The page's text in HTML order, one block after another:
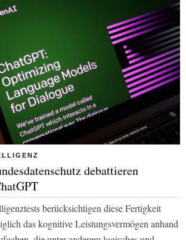
debattieren
berücksichtigen diese Fertigkeit
das kognitive Leistungsvermögen anhand